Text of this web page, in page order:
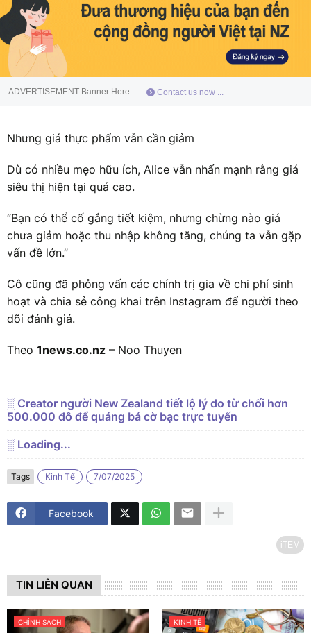
ADVERTISEMENT Banner Here Contact us now ...
Nhưng giá thực phẩm vẫn cần giảm
Dù có nhiều mẹo hữu ích, Alice vẫn nhấn mạnh rằng giá
siêu thị hiện tại quá cao.
“Bạn có thể cố gắng tiết kiệm, nhưng chừng nào giá
chưa giảm hoặc thu nhập không tăng, chúng ta vẫn gặp
vấn đề lớn.”
Cô cũng đã phỏng vấn các chính trị gia về chi phí sinh
hoạt và chia sẻ công khai trên Instagram để người theo
dõi đánh giá.
Theo 1news.co.nz – Noo Thuyen
░ Creator người New Zealand tiết lộ lý do từ chối hơn
500.000 đô để quảng bá cờ bạc trực tuyến
░ Loading...
Tags Kinh Tế 7/07/2025
Facebook
iTEM
TIN LIÊN QUAN
CHÍNH SÁCH KINH TẾ